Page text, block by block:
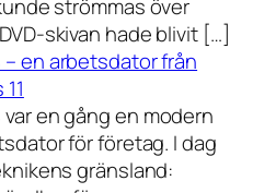
strömmas över
skivan hade blivit […]
– en arbetsdator från
var en gång en modern
för företag. I dag
gränsland: